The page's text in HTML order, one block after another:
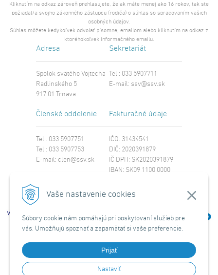
Vaše nastavenie cookies
Súbory cookie nám pomáhajú pri poskytovaní služieb pre
vás. Umožňujú spoznať a zapamätať si vaše preferencie.
Prijať
Nastaviť
Kliknutím na odkaz zároveň prehlasujete, že ak máte menej ako 16 rokov, tak ste
požiadal/a svojho zákonného zástupcu (rodiča) o súhlas so spracovaním vašich
osobných údajov.
Súhlas môžete kedykoľvek odvolať písomne, emailom alebo kliknutím na odkaz z
ktoréhokoľvek informačného emailu.
Adresa
Spolok svätého Vojtecha
Radlinského 5
917 01 Trnava
Sekretariát
Tel.: 033 5907711
E-mail: ssv@ssv.sk
Členské oddelenie
Tel.: 033 5907751
Tel.: 033 5907753
E-mail: clen@ssv.sk
Fakturačné údaje
IČO: 31434541
DIČ: 2020391879
IČ DPH: SK2020391879
IBAN: SK09 1100 0000
SWIFT: TATRSKBX